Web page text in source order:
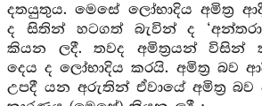
දතයුතුය. මෙසේ ලෝභාදිය අමිත්‍ර
ද සිතින් හටගත් බැවින් ද ‘අන්තරා
කියන ලදී. තවද අමිත්‍රයන් විසින්
දෙය ද ලෝභාදිය කරයි. අමිත්‍ර බව
උපදී යන අරුතින් ඒවායේ අමිත්‍ර